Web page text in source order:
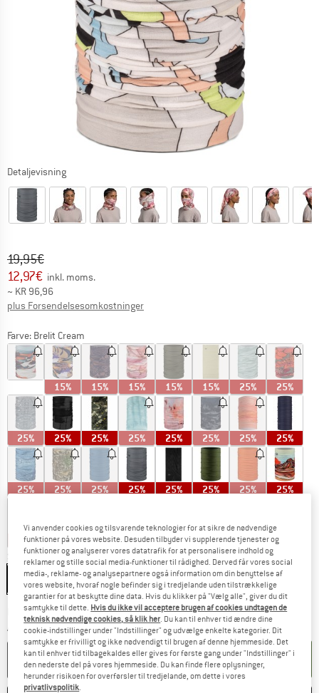
Detaljevisning
Original pris :
19,95€
Pris:
12,97€ inkl. moms.
~ KR 96,96
plus ForsendelsesomkostningerOplysninger om
Farve: Brelit Cream
15% 15% 15% 15% 15% 25% 25%
25% 25% 25% 25% 25% 25% 25% 25%
25% 25% 25% 25% 25% 25% 25% 25%
30% 35%
Størrelse:One Size
One Size
Leveringstid: 4-6 arbejdsdageLinket åbnes i en infoboks og indeholder
Antal:
LÆG I KURV
Vi anvender cookies og tilsvarende teknologier for at sikre de nødvendige
funktioner på vores website. Desuden tilbyder vi supplerende tjenester og
funktioner og analyserer vores datatrafik for at personalisere indhold og
reklamer og stille social media-funktioner til rådighed. Derved får vores social
media-, reklame- og analysepartnere også information om din benyttelse af
vores website, hvoraf nogle befinder sig i tredjelande uden tilstrækkelige
garantier for at beskytte dine data. Hvis du klikker på "Vælg alle", giver du dit
samtykke til dette. Hvis du ikke vil acceptere brugen af cookies undtagen de
teknisk nødvendige cookies, så klik her . Du kan til enhver tid ændre dine
cookie-indstillinger under "Indstillinger" og udvælge enkelte kategorier. Dit
samtykke er frivilligt og ikke nødvendigt til brugen af denne hjemmeside. Det
kan til enhver tid tilbagekaldes eller gives for første gang under "Indstillinger" i
den nederste del på vores hjemmeside. Du kan finde flere oplysninger,
herunder risikoen for overførsler til tredjelande, om dette i vores
privatlivspolitik